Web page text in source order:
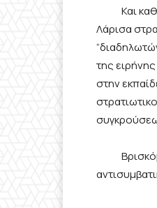
Και
Λάρισα
της
στην